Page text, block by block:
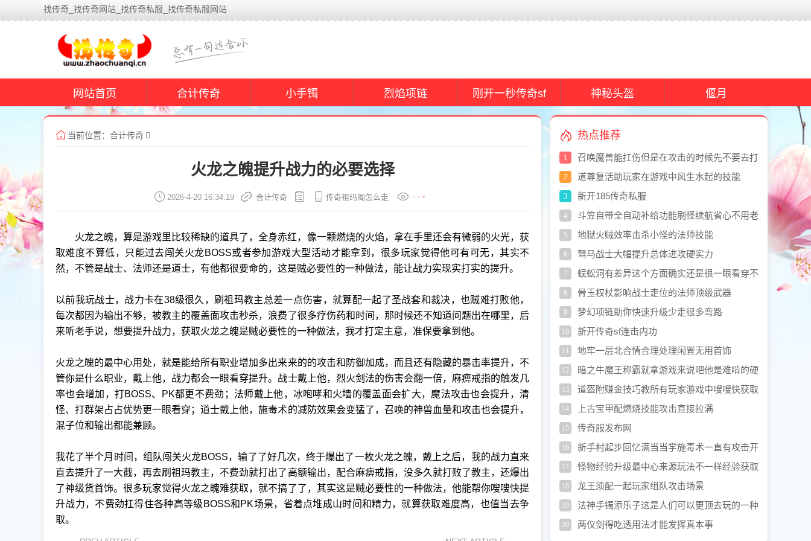
找传奇_找传奇网站_找传奇私服_找传奇私服网站
网站首页 合计传奇 小手镯 烈焰项链 刚开一秒传奇sf 神秘头盔 偃月
当前位置： 合计传奇
火龙之魄提升战力的必要选择
2026-4-20 16:34:19 合计传奇 传奇祖玛阁怎么走
火龙之魄，算是游戏里比较稀缺的道具了，全身赤红，像一颗燃烧的火焰，拿在手里还会有微弱的火光，获
取难度不算低，只能过去闯关火龙BOSS或者参加游戏大型活动才能拿到，很多玩家觉得他可有可无，其实不
然，不管是战士、法师还是道士，有他都很要命的，这是贼必要性的一种做法，能让战力实现实打实的提升。
以前我玩战士，战力卡在38级很久，刷祖玛教主总差一点伤害，就算配一起了圣战套和裁决，也贼难打败他，
每次都因为输出不够，被教主的覆盖面攻击秒杀，浪费了很多疗伤药和时间，那时候还不知道问题出在哪里，后
来听老手说，想要提升战力，获取火龙之魄是贼必要性的一种做法，我才打定主意，准保要拿到他。
火龙之魄的最中心用处，就是能给所有职业增加多出来来的的攻击和防御加成，而且还有隐藏的暴击率提升，不
管你是什么职业，戴上他，战力都会一眼看穿提升。战士戴上他，烈火剑法的伤害会翻一倍，麻痹戒指的触发几
率也会增加，打BOSS、PK都更不费劲；法师戴上他，冰咆哮和火墙的覆盖面会扩大，魔法攻击也会提升，清
怪、打群架占占优势更一眼看穿；道士戴上他，施毒术的减防效果会变猛了，召唤的神兽血量和攻击也会提升，
混子位和输出都能兼顾。
我花了半个月时间，组队闯关火龙BOSS，输了了好几次，终于爆出了一枚火龙之魄，戴上之后，我的战力直来
直去提升了一大截，再去刷祖玛教主，不费劲就打出了高额输出，配合麻痹戒指，没多久就打败了教主，还爆出
了神级货首饰。很多玩家觉得火龙之魄难获取，就不搞了了，其实这是贼必要性的一种做法，他能帮你嗖嗖快提
升战力，不费劲扛得住各种高等级BOSS和PK场景，省着点堆成山时间和精力，就算获取难度高，也值当去争
取。
热点推荐
1
召唤魔兽能扛伤但是在攻击的时候先不要去打
里面的BOSS
2 道尊复活助玩家在游戏中风生水起的技能
3 新开185传奇私服
4
斗笠自带全自动补给功能刷怪续航省心不用老
多回嗑药
5 地狱火贼效率击杀小怪的法师技能
6 驽马战士大幅提升总体进攻硬实力
7
蜈蚣洞有差异这个方面确实还是很一眼看穿不
一样的
8 骨玉权杖影响战士走位的法师顶级武器
9 梦幻项链助你快速升级少走很多弯路
10 新开传奇sf连击内功
11 地牢一层北合情合理处理闲置无用首饰
12
暗之牛魔王称霸就拿游戏来说吧他是难啃的硬
骨头
13
道盔附赚金技巧教所有玩家游戏中嗖嗖快获取
金币
14 上古宝甲配燃烧技能攻击直接拉满
15 传奇服发布网
16
新手村起步回忆满当当学施毒术一直有攻击开
启越练越猛路
17
怪物经验升级最中心来源玩法不一样经验获取
效率大不一样
18 龙王须配一起玩家组队攻击场景
19
法神手镯添乐子这是人们可以更顶去玩的一种
挺带劲的方式
20 两仪剑得吃透用法才能发挥真本事